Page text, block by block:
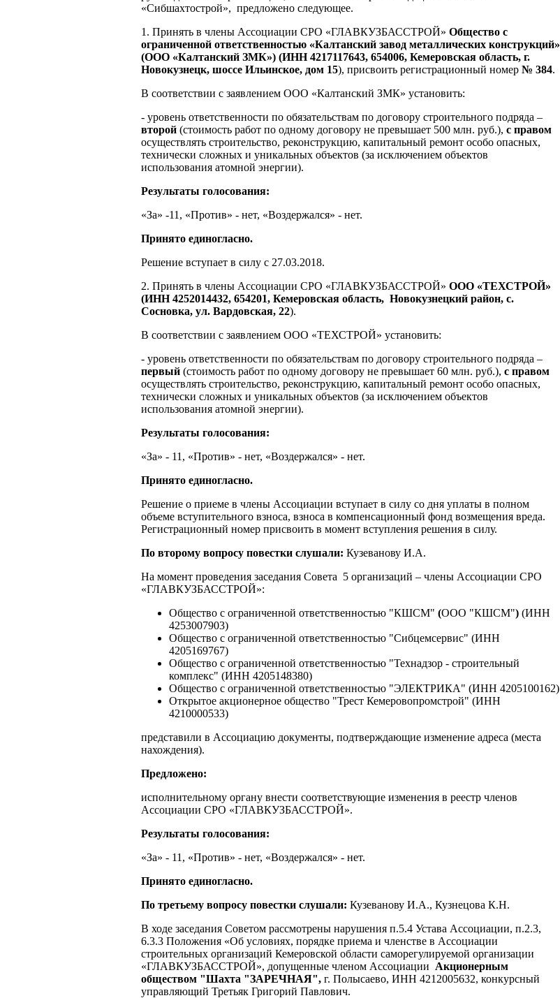
«Сибшахтострой», предложено следующее.
1. Принять в члены Ассоциации СРО «ГЛАВКУЗБАССТРОЙ» Общество с
ограниченной ответственностью «Калтанский завод металлических конструкций»
(ООО «Калтанский ЗМК») (ИНН 4217117643, 654006, Кемеровская область, г.
Новокузнецк, шоссе Ильинское, дом 15), присвоить регистрационный номер № 384.
В соответствии с заявлением ООО «Калтанский ЗМК» установить:
- уровень ответственности по обязательствам по договору строительного подряда –
второй (стоимость работ по одному договору не превышает 500 млн. руб.), с правом
осуществлять строительство, реконструкцию, капитальный ремонт особо опасных,
технически сложных и уникальных объектов (за исключением объектов
использования атомной энергии).
Результаты голосования:
«За» -11, «Против» - нет, «Воздержался» - нет.
Принято единогласно.
Решение вступает в силу с 27.03.2018.
2. Принять в члены Ассоциации СРО «ГЛАВКУЗБАССТРОЙ» ООО «ТЕХСТРОЙ»
(ИНН 4252014432, 654201, Кемеровская область, Новокузнецкий район, с.
Сосновка, ул. Вардовская, 22).
В соответствии с заявлением ООО «ТЕХСТРОЙ» установить:
- уровень ответственности по обязательствам по договору строительного подряда –
первый (стоимость работ по одному договору не превышает 60 млн. руб.), с правом
осуществлять строительство, реконструкцию, капитальный ремонт особо опасных,
технически сложных и уникальных объектов (за исключением объектов
использования атомной энергии).
Результаты голосования:
«За» - 11, «Против» - нет, «Воздержался» - нет.
Принято единогласно.
Решение о приеме в члены Ассоциации вступает в силу со дня уплаты в полном
объеме вступительного взноса, взноса в компенсационный фонд возмещения вреда.
Регистрационный номер присвоить в момент вступления решения в силу.
По второму вопросу повестки слушали: Кузеванову И.А.
На момент проведения заседания Совета 5 организаций – члены Ассоциации СРО
«ГЛАВКУЗБАССТРОЙ»:
Общество с ограниченной ответственностью "КШСМ" (ООО "КШСМ") (ИНН
4253007903)
Общество с ограниченной ответственностью "Сибцемсервис" (ИНН
4205169767)
Общество с ограниченной ответственностью "Технадзор - строительный
комплекс" (ИНН 4205148380)
Общество с ограниченной ответственностью "ЭЛЕКТРИКА" (ИНН 4205100162)
Открытое акционерное общество "Трест Кемеровопромстрой" (ИНН
4210000533)
представили в Ассоциацию документы, подтверждающие изменение адреса (места
нахождения).
Предложено:
исполнительному органу внести соответствующие изменения в реестр членов
Ассоциации СРО «ГЛАВКУЗБАССТРОЙ».
Результаты голосования:
«За» - 11, «Против» - нет, «Воздержался» - нет.
Принято единогласно.
По третьему вопросу повестки слушали: Кузеванову И.А., Кузнецова К.Н.
В ходе заседания Советом рассмотрены нарушения п.5.4 Устава Ассоциации, п.2.3,
6.3.3 Положения «Об условиях, порядке приема и членстве в Ассоциации
строительных организаций Кемеровской области саморегулируемой организации
«ГЛАВКУЗБАССТРОЙ», допущенные членом Ассоциации Акционерным
обществом "Шахта "ЗАРЕЧНАЯ", г. Полысаево, ИНН 4212005632, конкурсный
управляющий Третьяк Григорий Павлович.